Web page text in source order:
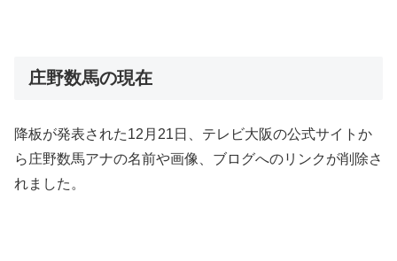
庄野数馬の現在
降板が発表された12月21日、テレビ大阪の公式サイトか
ら庄野数馬アナの名前や画像、ブログへのリンクが削除さ
れました。